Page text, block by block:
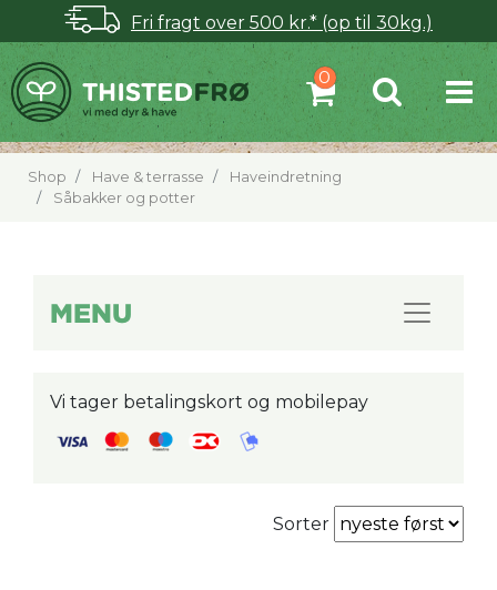
Fri fragt over 500 kr.* (op til 30kg.)
Shop Have & terrasse
Haveindretning
Såbakker og potter
MENU
Vi tager betalingskort og mobilepay
Sorter